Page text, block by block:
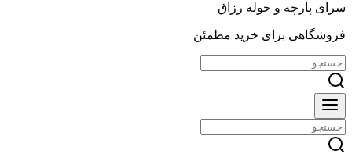
سرای پارچه و حوله رزاق
فروشگاهی برای خرید مطمئن